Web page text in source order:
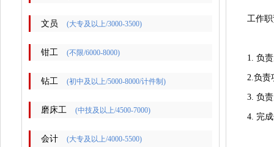
文员 (大专及以上/3000-3500)
钳工 (不限/6000-8000)
钻工 (初中及以上/5000-8000/计件制)
磨床工 (中技及以上/4500-7000)
会计 (大专及以上/4000-5500)
工作
1. 负
2.负责
3. 负
4. 完